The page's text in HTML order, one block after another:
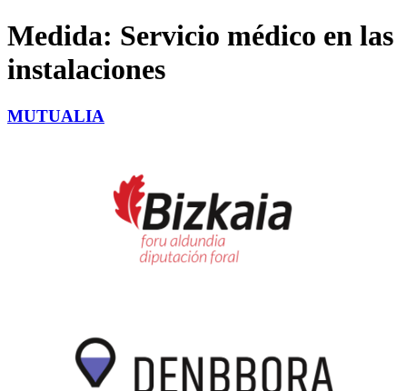
Medida: Servicio médico en las
instalaciones
MUTUALIA